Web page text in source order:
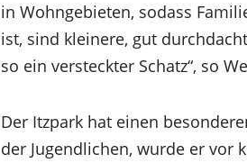
in Wohngebieten, sodass
ist, sind kleinere, gut
so ein versteckter Schatz“, so
Der Itzpark hat einen
der Jugendlichen, wurde er vor